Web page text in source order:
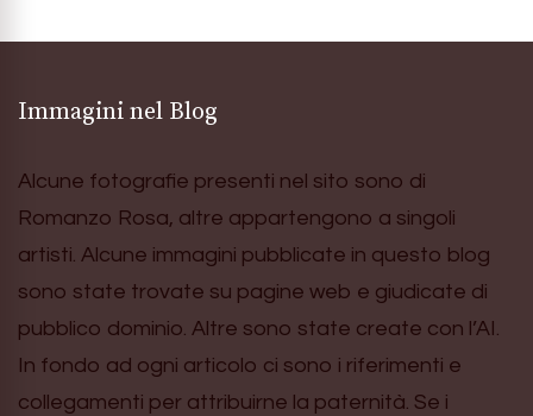
Immagini nel Blog
Alcune fotografie presenti nel sito sono di
Romanzo Rosa, altre appartengono a singoli
artisti. Alcune immagini pubblicate in questo blog
sono state trovate su pagine web e giudicate di
pubblico dominio. Altre sono state create con l’AI.
In fondo ad ogni articolo ci sono i riferimenti e
collegamenti per attribuirne la paternità. Se i